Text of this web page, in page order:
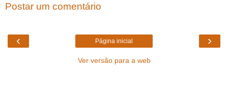
Postar um comentário
‹ ›
Página inicial
Ver versão para a web